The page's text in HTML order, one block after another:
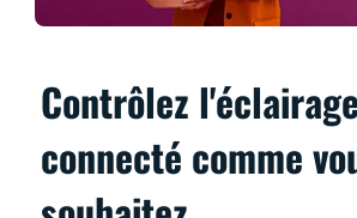
Contrôlez l'éclairage
connecté comme